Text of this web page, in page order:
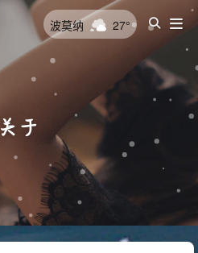
波莫纳 27°
关于